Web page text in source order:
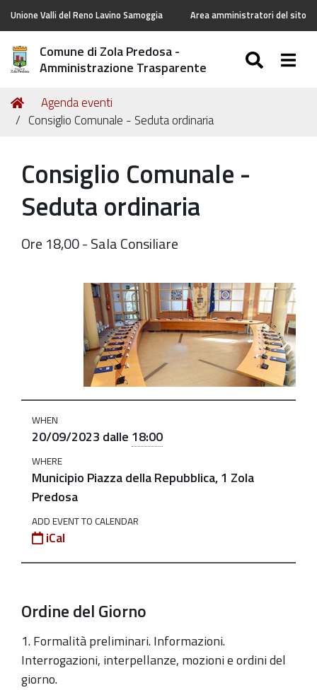
Unione Valli del Reno Lavino Samoggia Area amministratori del sito
Comune di Zola Predosa -
Amministrazione Trasparente
Tu
sei
Home
Agenda eventi
Consiglio Comunale - Seduta ordinaria
Consiglio Comunale -
Seduta ordinaria
Ore 18,00 - Sala Consiliare
https://old.comune.zolapredosa.bo.it/events/consiglio-
ordinaria
2023-
20T18:00:00+02:00
Ore
18,00
-
Sala
WHEN
20/09/2023 dalle 18:00
WHERE
Municipio Piazza della Repubblica, 1 Zola
Predosa
ADD EVENT TO CALENDAR
iCal
Ordine del Giorno
1. Formalità preliminari. Informazioni.
Interrogazioni, interpellanze, mozioni e ordini del
giorno.